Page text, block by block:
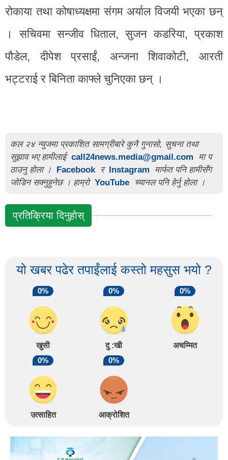
रोकाया तथा कोषाध्यक्षमा संगम अर्याल विजयी भएका छन्
। सचिवमा सन्जीव धिताल, सुजन कडरिया, प्रकाश
पौडेल, दीपेश प्रसाईं, अन्जना शिवाकोटी, आरती
भट्टराई र बिनिता काफ्ले चुनिएका छन् ।
कल २४ न्युजमा प्रकाशित सामग्रीबारे कुनै गुनासो, सुचना तथा
सुझाव भए हामीलाई call24news.media@gmail.com
मा प
ठाउनु होला ।
Facebook र Instagram
मार्फत पनि हामीसँग
जोडिन सक्नुहुनेछ । हाम्रो YouTube च्यानल पनि हेर्नु होला ।
प्रतिक्रिया दिनुहोस्
यो खबर पढेर तपाईंलाई कस्तो महसुस भयो ?
0%
खुसी
0%
दु :खी
0%
अचम्मित
0%
उत्साहित
0%
आक्रोशित